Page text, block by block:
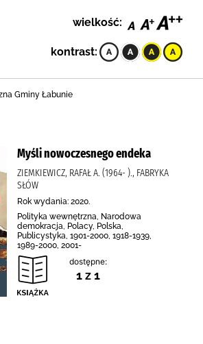
wielkość:
kontrast:
Gminy Łabunie
Myśli nowoczesnego endeka
ZIEMKIEWICZ, RAFAŁ A. (1964- )., FABRYKA
SŁÓW
Rok wydania: 2020.
Polityka wewnętrzna, Narodowa
demokracja, Polacy, Polska,
Publicystyka, 1901-2000, 1918-1939,
1989-2000, 2001-
dostępne:
1 z 1